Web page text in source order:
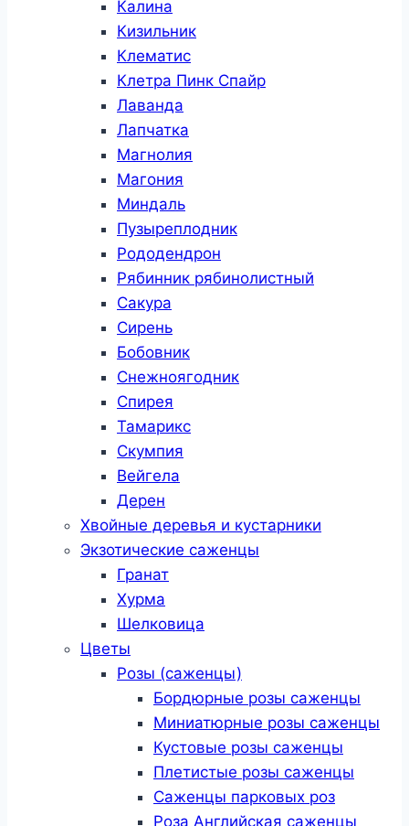
Калина
Кизильник
Клематис
Клетра Пинк Спайр
Лаванда
Лапчатка
Магнолия
Магония
Миндаль
Пузыреплодник
Рододендрон
Рябинник рябинолистный
Сакура
Сирень
Бобовник
Снежноягодник
Спирея
Тамарикс
Скумпия
Вейгела
Дерен
Хвойные деревья и кустарники
Экзотические саженцы
Гранат
Хурма
Шелковица
Цветы
Розы (саженцы)
Бордюрные розы саженцы
Миниатюрные розы саженцы
Кустовые розы саженцы
Плетистые розы саженцы
Саженцы парковых роз
Роза Английская саженцы